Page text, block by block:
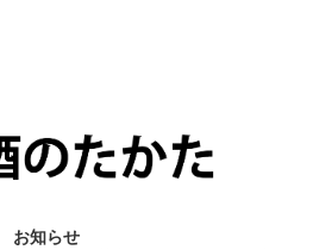
お知らせ